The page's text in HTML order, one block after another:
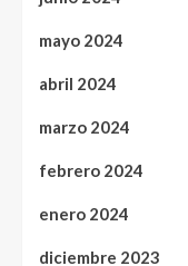
mayo 2024
abril 2024
marzo 2024
febrero 2024
enero 2024
diciembre 2023